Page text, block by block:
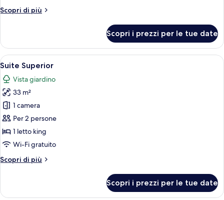
Scopri di più
Altri
Superior
Scopri i prezzi per le tue date
Apri
tutte
le
foto
per
Suite
Superior
Suite Superior | 1 camera, lenzuola
6
Suite Superior
Vista giardino
33 m²
1 camera
Per 2 persone
1 letto king
Wi-Fi gratuito
Scopri di più
Altri
Superior
Scopri i prezzi per le tue date